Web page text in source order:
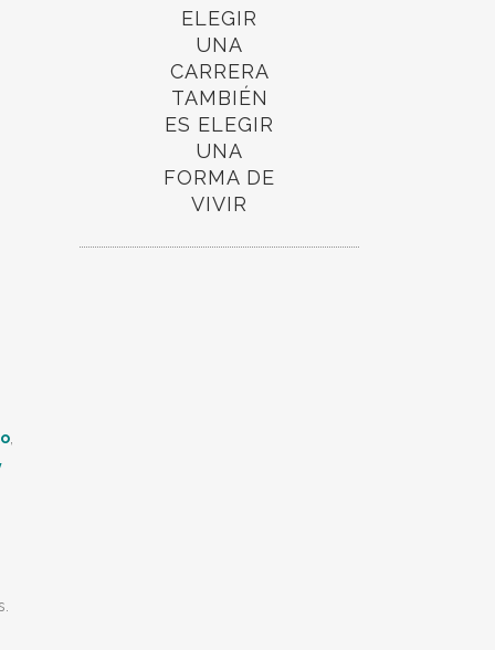
ELEGIR
UNA
CARRERA
TAMBIÉN
ES ELEGIR
UNA
FORMA DE
VIVIR